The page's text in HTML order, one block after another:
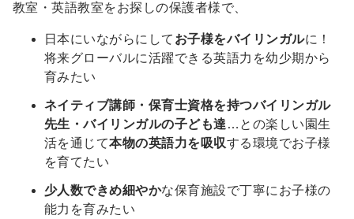
教室・英語教室をお探しの保護者様で、
日本にいながらにして お子様をバイリンガルに！
将来グローバルに活躍できる英語力を幼少期から
育みたい
ネイティブ講師・保育士資格を持つバイリンガル
先生・バイリンガルの子ども達 …との楽しい園生
活を通じて本物の英語力を吸収する環境でお子様
を育てたい
少人数できめ細やかな保育施設で丁寧にお子様の
能力を育みたい